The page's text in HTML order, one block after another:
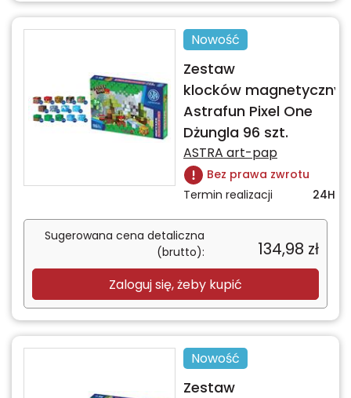
Nowość
Zestaw
klocków
Astrafun Pixel One
Dżungla 96 szt.
ASTRA art-pap
Bez prawa zwrotu
Termin realizacji
24H
Sugerowana cena detaliczna
(brutto):
134,98 zł
Zaloguj się, żeby kupić
Nowość
Zestaw